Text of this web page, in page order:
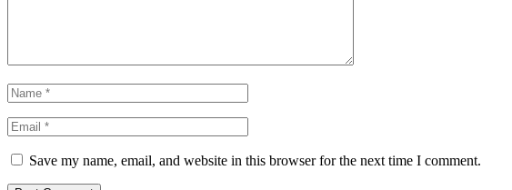
Save my name, email, and website in this browser for the next time I comment.